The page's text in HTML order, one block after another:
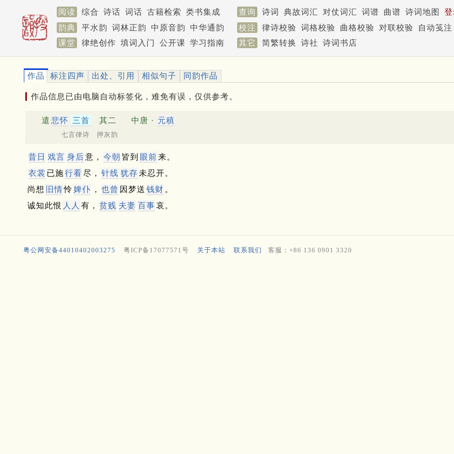
阅读 综合 诗话 词话 古籍检索 类书集成 查询 诗词 典故词汇 对仗词汇 词谱 曲谱 诗词地图
韵典
平水韵 词林正韵 中原音韵 中华通韵 校注 律诗校验 词格校验 曲格校验 对联校验
自动笺注
课堂
律绝创作 填词入门 公开课 学习指南 其它 简繁转换 诗社 诗词书店
作品 标注四声 出处、引用 相似句子 同韵作品
作品信息已由电脑自动标签化，难免有误，仅供参考。
遣 悲怀 三首 其二 中唐 · 元稹
七言律诗 押灰韵
昔日 戏言 身后意， 今朝 皆到 眼前来。
衣裳 已施行看尽， 针线 犹存 未忍开。
尚想
旧情怜婢仆 ， 也曾 因梦送 钱财 。
诚知此恨 人人 有， 贫贱 夫妻 百事哀。
粤公网安备44010402003275 粤ICP备17077571号 关于本站 联系我们 客服：+86 136 0901 3320